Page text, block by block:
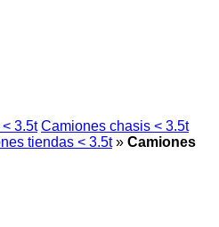
3.5t Camiones chasis < 3.5t
tiendas < 3.5t » Camiones